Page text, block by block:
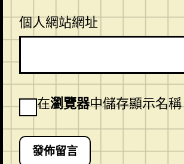
個人網站網址
在瀏覽器中儲存顯示名